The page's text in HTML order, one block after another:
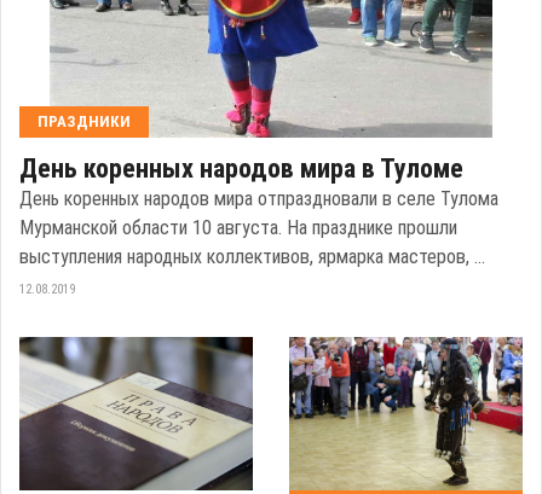
ПРАЗДНИКИ
День коренных народов мира в Туломе
День коренных народов мира отпраздновали в селе Тулома
Мурманской области 10 августа. На празднике прошли
выступления народных коллективов, ярмарка мастеров, ...
12.08.2019